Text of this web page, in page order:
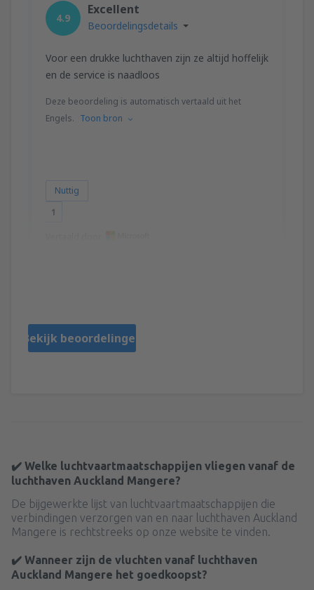
4.9
Excellent
Beoordelingsdetails
Voor een drukke luchthaven zijn ze altijd hoffelijk
en de service is naadloos
Deze beoordeling is automatisch vertaald uit het
Engels. Toon bron
Nuttig
1
Bekijk beoordelingen
✔️ Welke luchtvaartmaatschappijen vliegen vanaf de
luchthaven Auckland Mangere?
De bijgewerkte lijst van luchtvaartmaatschappijen die
verbindingen verzorgen van en naar luchthaven Auckland
Mangere is rechtstreeks op onze website te vinden.
✔️ Wanneer zijn de vluchten vanaf luchthaven
Auckland Mangere het goedkoopst?